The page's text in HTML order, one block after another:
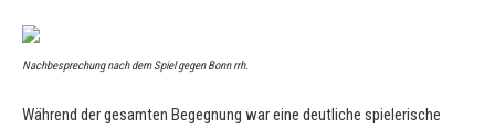
Nachbesprechung nach dem Spiel gegen Bonn rrh.
Während der gesamten Begegnung war eine deutliche spielerische